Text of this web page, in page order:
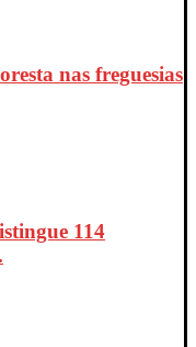
nas freguesias
114